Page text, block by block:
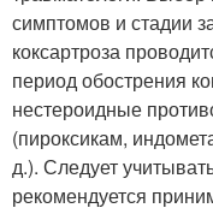
симптомов и стадии
коксартроза
период обострения
нестероидные
(пироксикам,
д.). Следует
рекомендуется